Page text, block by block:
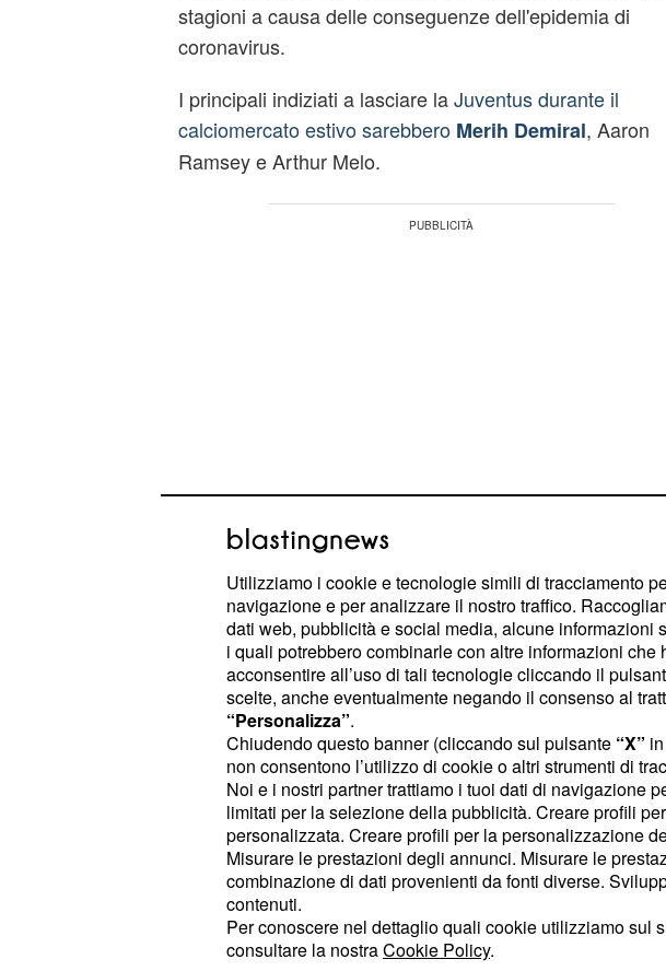
stagioni a causa delle conseguenze dell'epidemia di
coronavirus.
I principali indiziati a lasciare laJuventus durante il
calciomercato estivo sarebbero Merih Demiral, Aaron
Ramsey e Arthur Melo.
Il difensore centrale turco avrebbe diverse richieste di
mercato, soprattutto dall'Inghilterra. La Juventus
disposta a cederlo se dovesse arrivare un'offerta
30 milioni di euro.
In caso di partenza di Demiral, la compagine torinese
potrebbe dare fiducia come quarto centrale aDaniele
Rugani, rientrato dal prestito al Cagliari nella seconda
della stagione 2020-2021. Infatti, prima di approdare in
Sardegna, il difensore toscano aveva giocato nel
accumulando però uno scarso minutaggio a causa di un
infortunio muscolare.
Utilizziamo i cookie e tecnologie simili di tracciamento
navigazione e per analizzare il nostro traffico.
dati web, pubblicità e social media, alcune informazioni
i quali potrebbero combinarle con altre informazioni
acconsentire all’uso di tali tecnologie cliccando il
scelte, anche eventualmente negando il consenso al
“Personalizza”.
Chiudendo questo banner (cliccando sul pulsante “X”
non consentono l’utilizzo di cookie o altri strumenti di
Noi e i nostri partner trattiamo i tuoi dati di navigazione
limitati per la selezione della pubblicità. Creare profili
personalizzata. Creare profili per la personalizzazione
Misurare le prestazioni degli annunci. Misurare le
combinazione di dati provenienti da fonti diverse.
contenuti.
Per conoscere nel dettaglio quali cookie utilizziamo sul
consultare la nostraCookie Policy.